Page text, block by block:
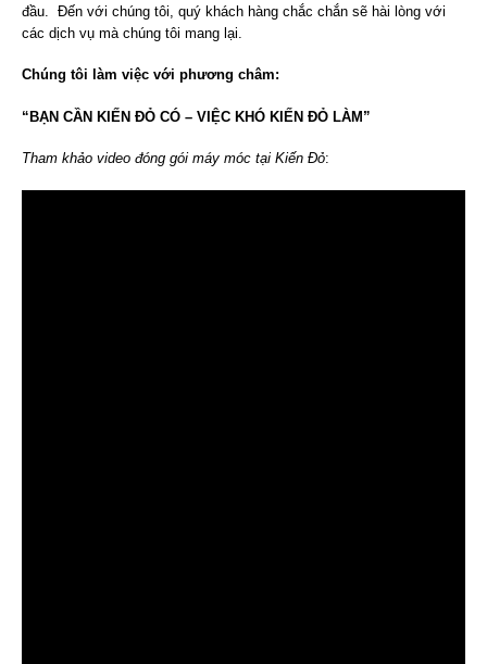
đầu. Đến với chúng tôi, quý khách hàng chắc chắn sẽ hài lòng với
các dịch vụ mà chúng tôi mang lại.
Chúng tôi làm việc với phương châm:
“BẠN CẦN KIẾN ĐỎ CÓ – VIỆC KHÓ KIẾN ĐỎ LÀM”
Tham khảo video đóng gói máy móc tại Kiến Đỏ: